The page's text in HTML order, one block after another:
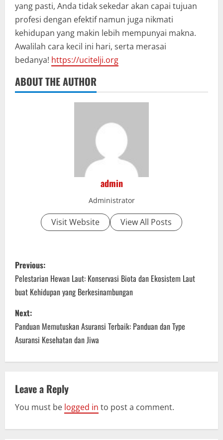
yang pasti, Anda tidak sekedar akan capai tujuan
profesi dengan efektif namun juga nikmati
kehidupan yang makin lebih mempunyai makna.
Awalilah cara kecil ini hari, serta merasai
bedanya! https://ucitelji.org
ABOUT THE AUTHOR
admin
Administrator
Visit Website View All Posts
P
o
s
t
n
a
v
i
g
Previous:
Pelestarian Hewan Laut: Konservasi Biota dan Ekosistem Laut
buat Kehidupan yang Berkesinambungan
Next:
Panduan Memutuskan Asuransi Terbaik: Panduan dan Type
Asuransi Kesehatan dan Jiwa
Leave a Reply
You must be logged in to post a comment.